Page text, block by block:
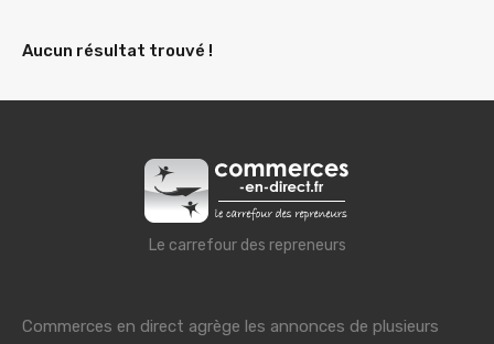
Aucun résultat trouvé !
Le carrefour des repreneurs
Commerces en direct agrège les annonces de plusieurs